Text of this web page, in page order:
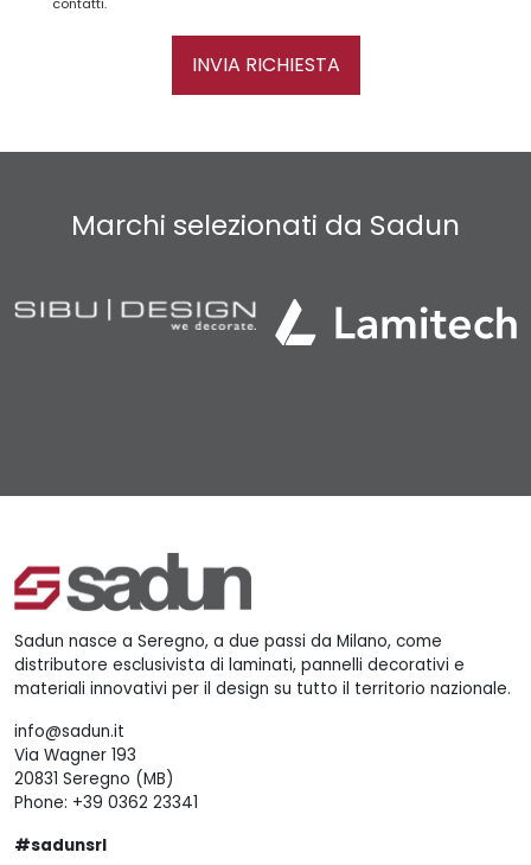
INVIA RICHIESTA
Marchi selezionati da Sadun
Sadun nasce a Seregno, a due passi da Milano, come
distributore esclusivista di laminati, pannelli decorativi e
materiali innovativi per il design su tutto il territorio nazionale.
info@sadun.it
Via Wagner 193
20831 Seregno (MB)
Phone: +39 0362 23341
#sadunsrl